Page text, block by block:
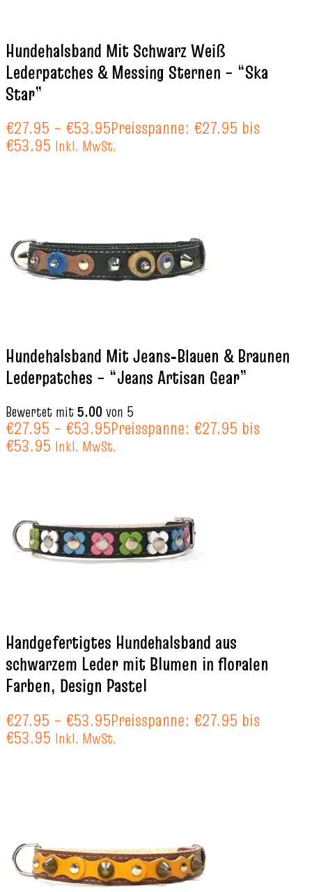
Hundehalsband Mit Schwarz Weiß
Lederpatches & Messing Sternen – “Ska
Star”
€27.95 – €53.95Preisspanne: €27.95 bis
€53.95 Inkl. MwSt.
Hundehalsband Mit Jeans‑Blauen & Braunen
Lederpatches – “Jeans Artisan Gear”
Bewertet mit5.00von 5
€27.95 – €53.95Preisspanne: €27.95 bis
€53.95 Inkl. MwSt.
Handgefertigtes Hundehalsband aus
schwarzem Leder mit Blumen in floralen
Farben, Design Pastel
€27.95 – €53.95Preisspanne: €27.95 bis
€53.95 Inkl. MwSt.